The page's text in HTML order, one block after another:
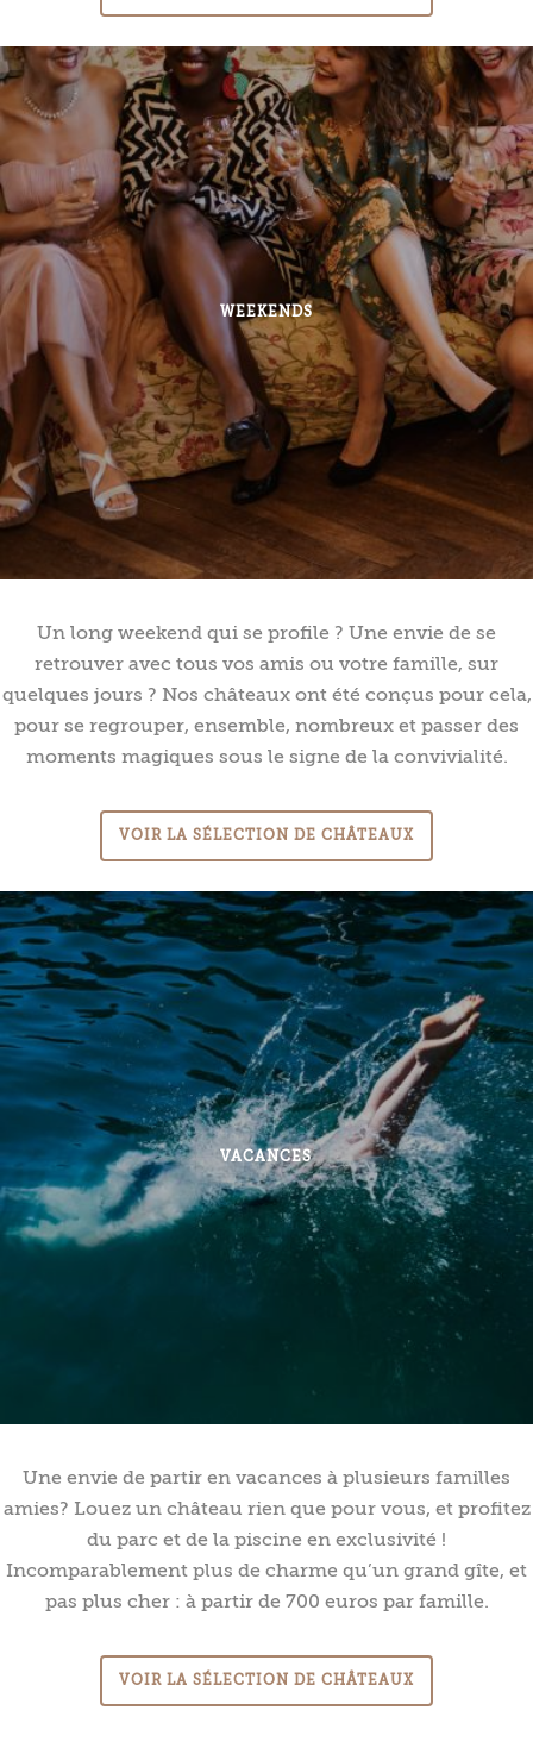
WEEKENDS
Un long weekend qui se profile ? Une envie de se
retrouver avec tous vos amis ou votre famille, sur
quelques jours ? Nos châteaux ont été conçus pour cela,
pour se regrouper, ensemble, nombreux et passer des
moments magiques sous le signe de la convivialité.
VOIR LA SÉLECTION DE CHÂTEAUX
VACANCES
Une envie de partir en vacances à plusieurs familles
amies? Louez un château rien que pour vous, et profitez
du parc et de la piscine en exclusivité !
Incomparablement plus de charme qu’un grand gîte, et
pas plus cher : à partir de 700 euros par famille.
VOIR LA SÉLECTION DE CHÂTEAUX